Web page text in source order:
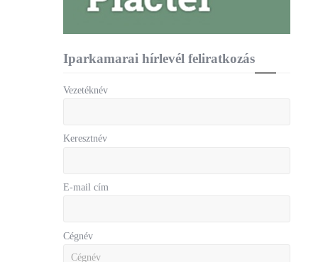
Iparkamarai hírlevél feliratkozás
Vezetéknév
Keresztnév
E-mail cím
Cégnév